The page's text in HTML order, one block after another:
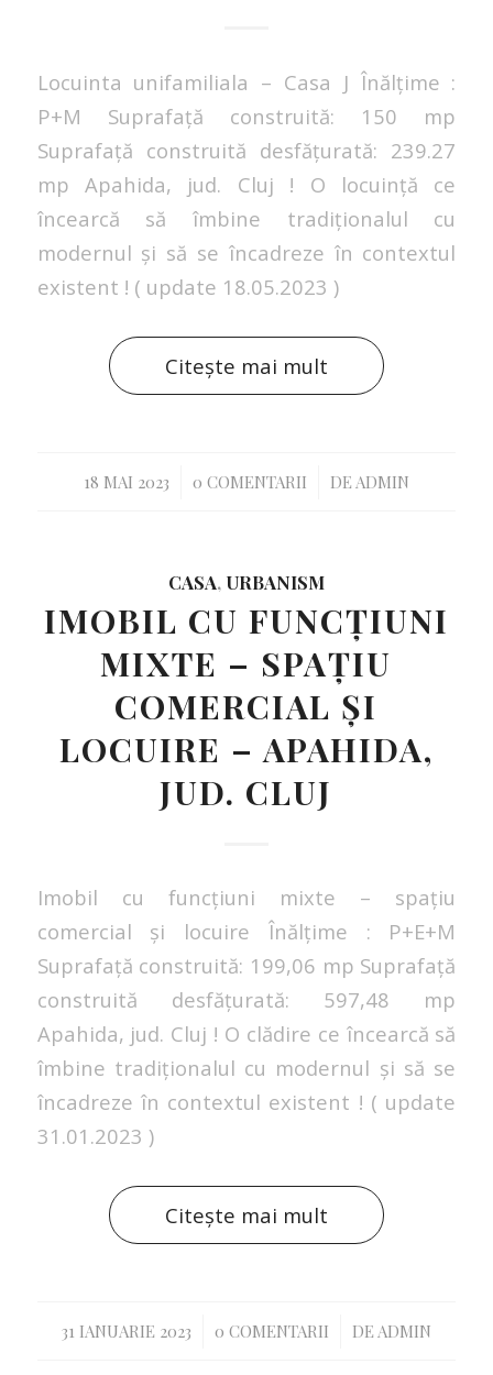
Locuinta unifamiliala – Casa J Înălțime :
P+M Suprafață construită: 150 mp
Suprafață construită desfățurată: 239.27
mp Apahida, jud. Cluj ! O locuință ce
încearcă să îmbine tradiționalul cu
modernul și să se încadreze în contextul
existent ! ( update 18.05.2023 )
Citește mai mult
18 MAI 2023
/ 0 COMENTARII
/ DE ADMIN
CASA, URBANISM
IMOBIL CU FUNCȚIUNI
MIXTE – SPAȚIU
COMERCIAL ȘI
LOCUIRE – APAHIDA,
JUD. CLUJ
Imobil cu funcțiuni mixte – spațiu
comercial și locuire Înălțime : P+E+M
Suprafață construită: 199,06 mp Suprafață
construită desfățurată: 597,48 mp
Apahida, jud. Cluj ! O clădire ce încearcă să
îmbine tradiționalul cu modernul și să se
încadreze în contextul existent ! ( update
31.01.2023 )
Citește mai mult
31 IANUARIE 2023
/ 0 COMENTARII
/ DEADMIN